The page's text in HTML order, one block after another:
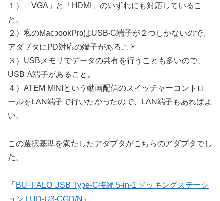
１）「VGA」と「HDMI」のいずれにも対応しているこ
と。
２）私のMacbookProはUSB-C端子が２つしかないので、
アダプタにPD対応の端子があること。
３）USBメモリでデータの共有を行うことも多いので、
USB-A端子があること。
４）ATEM MINIという動画配信のスイッチャーコントロ
ールをLAN端子で行いたかったので、LAN端子もあればよ
い。
この選択基準を満たしたアダプタがこちらのアダプタでし
た。
「 BUFFALO USB Type-C接続 5-in-1 ドッキングステーシ
ョン LUD-U3-CGD/N 」